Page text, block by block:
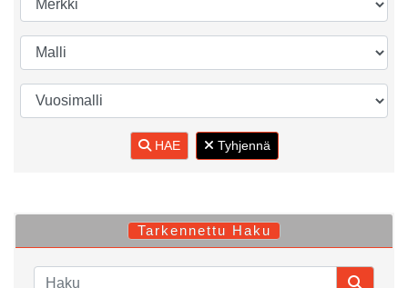
HAE Tyhjennä
Tarkennettu Haku